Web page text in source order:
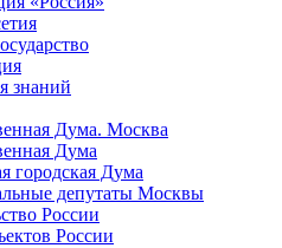
знаний
Дума. Москва
Дума
городская Дума
депутаты Москвы
России
России